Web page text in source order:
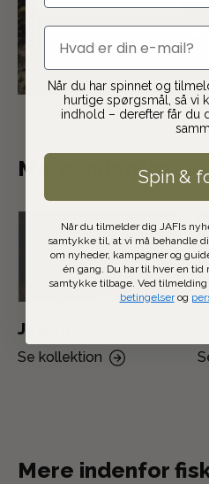
Mere indenfor
Jagthunden
Se kollektion
Mere indenfor
email
Når du har spinnet og
hurtige spørgsmål, så vi
indhold – derefter får du
Spin &
Når du tilmelder dig JAFIs
samtykke til, at vi må behandle
om nyheder, kampagner og
én gang. Du har til hver en
samtykke tilbage. Ved
betingelserog